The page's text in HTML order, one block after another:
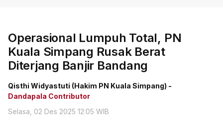
Operasional Lumpuh Total, PN
Kuala Simpang Rusak Berat
Diterjang Banjir Bandang
Qisthi Widyastuti (Hakim PN Kuala Simpang) -
Dandapala Contributor
Selasa, 02 Des 2025 12:05 WIB